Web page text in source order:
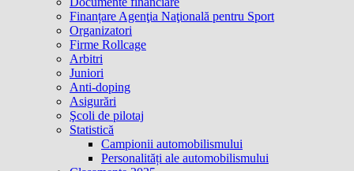
Finanțare Agenţia Naţională pentru Sport
Organizatori
Firme Rollcage
Arbitri
Juniori
Anti-doping
Asigurări
Şcoli de pilotaj
Statistică
Campionii automobilismului
Personalități ale automobilismului